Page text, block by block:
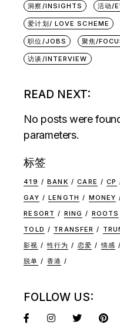
洞察/INSIGHTS 活动/
爱计划/ LOVE SCHEME
职位/JOBS 聚焦/
访谈/INTERVIEW
READ NEXT:
No posts were
parameters.
标签
419 BANK CARE CP
GAY
LENGTH MONEY
RESORT
RING ROOTS
TOLD
TRANSFER
影视
性行为 恋爱 情感
脱单
香港
FOLLOW US: